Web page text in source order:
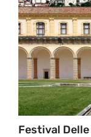
Festival